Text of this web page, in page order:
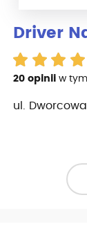
Driver
20 opinii w
ul. Dworcowa